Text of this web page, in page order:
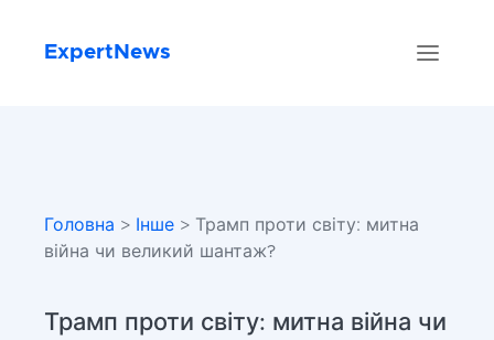
ExpertNews
Головна > Інше > Трамп проти світу: митна
війна чи великий шантаж?
Трамп проти світу: митна війна чи